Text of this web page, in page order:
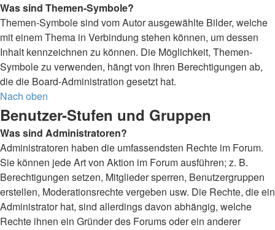
Was sind Themen-Symbole?
Themen-Symbole sind vom Autor ausgewählte Bilder, welche
mit einem Thema in Verbindung stehen können, um dessen
Inhalt kennzeichnen zu können. Die Möglichkeit, Themen-
Symbole zu verwenden, hängt von Ihren Berechtigungen ab,
die die Board-Administration gesetzt hat.
Nach oben
Benutzer-Stufen und Gruppen
Was sind Administratoren?
Administratoren haben die umfassendsten Rechte im Forum.
Sie können jede Art von Aktion im Forum ausführen; z. B.
Berechtigungen setzen, Mitglieder sperren, Benutzergruppen
erstellen, Moderationsrechte vergeben usw. Die Rechte, die ein
Administrator hat, sind allerdings davon abhängig, welche
Rechte ihnen ein Gründer des Forums oder ein anderer